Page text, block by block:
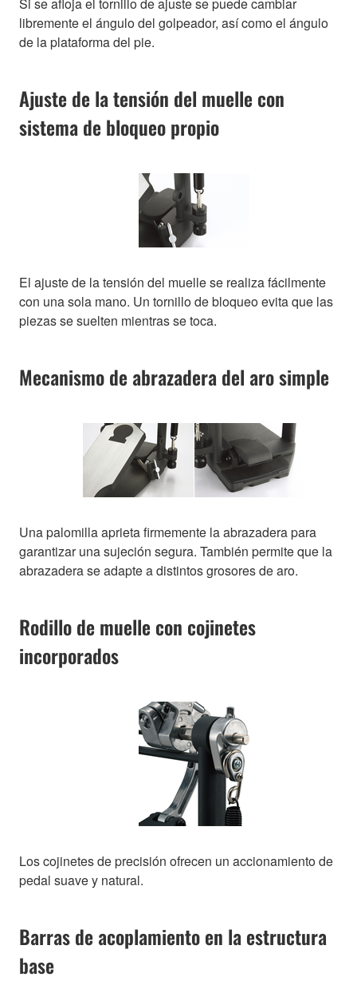
libremente el ángulo del golpeador, así como el ángulo
de la plataforma del pie.
Ajuste de la tensión del muelle con
sistema de bloqueo propio
El ajuste de la tensión del muelle se realiza fácilmente
con una sola mano. Un tornillo de bloqueo evita que las
piezas se suelten mientras se toca.
Mecanismo de abrazadera del aro simple
Una palomilla aprieta firmemente la abrazadera para
garantizar una sujeción segura. También permite que la
abrazadera se adapte a distintos grosores de aro.
Rodillo de muelle con cojinetes
incorporados
Los cojinetes de precisión ofrecen un accionamiento de
pedal suave y natural.
Barras de acoplamiento en la estructura
base